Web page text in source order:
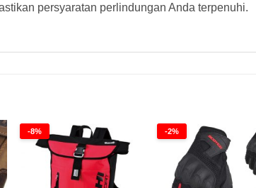
persyaratan perlindungan Anda terpenuhi.
-8% -2%